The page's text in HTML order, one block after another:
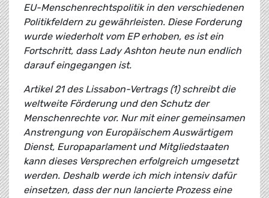
EU-Menschenrechtspolitik in den verschiedenen
Politikfeldern zu gewährleisten. Diese Forderung
wurde wiederholt vom EP erhoben, es ist ein
Fortschritt, dass Lady Ashton heute nun endlich
darauf eingegangen ist.
Artikel 21 des Lissabon-Vertrags (1) schreibt die
weltweite Förderung und den Schutz der
Menschenrechte vor. Nur mit einer gemeinsamen
Anstrengung von Europäischem Auswärtigem
Dienst, Europaparlament und Mitgliedstaaten
kann dieses Versprechen erfolgreich umgesetzt
werden. Deshalb werde ich mich intensiv dafür
einsetzen, dass der nun lancierte Prozess eine